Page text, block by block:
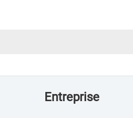
Entreprise